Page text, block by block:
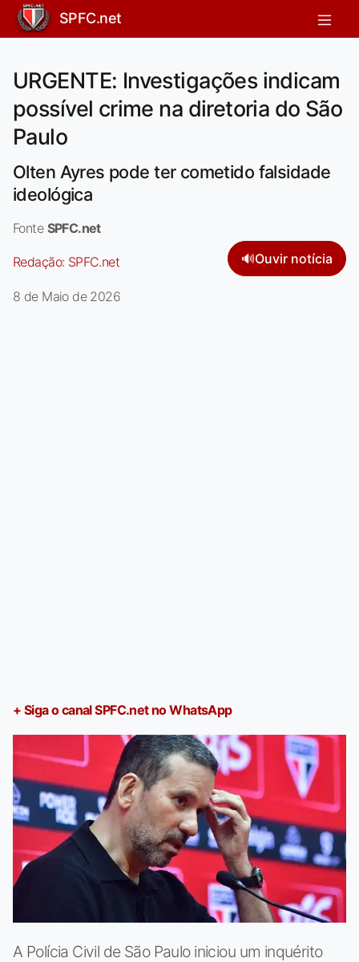
SPFC.net
URGENTE: Investigações indicam
possível crime na diretoria do São
Paulo
Olten Ayres pode ter cometido falsidade
ideológica
Fonte SPFC.net
Redação: SPFC.net 🔊Ouvir notícia
8 de Maio de 2026
+ Siga o canal SPFC.net no WhatsApp
A Polícia Civil de São Paulo iniciou um inquérito